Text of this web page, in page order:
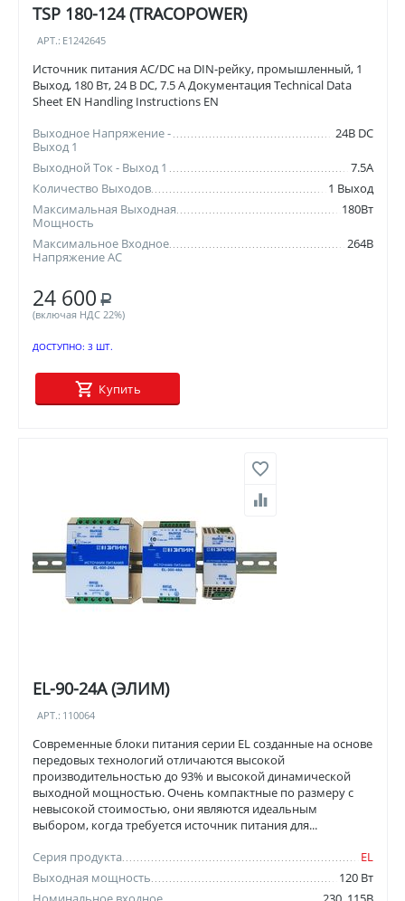
TSP 180-124 (TRACOPOWER)
АРТ.: E1242645
Источник питания AC/DC на DIN-рейку, промышленный, 1
Выход, 180 Вт, 24 В DC, 7.5 А Документация Technical Data
Sheet EN Handling Instructions EN
Выходное Напряжение -
Выход 1
24В DC
Выходной Ток - Выход 1
7.5А
Количество Выходов
1 Выход
Максимальная Выходная
Мощность
180Вт
Максимальное Входное
Напряжение AC
264В
24 600 Р
(включая НДС 22%)
ДОСТУПНО: 3 ШТ.
Купить
EL-90-24A (ЭЛИМ)
АРТ.: 110064
Современные блоки питания серии EL созданные на основе
передовых технологий отличаются высокой
производительностью до 93% и высокой динамической
выходной мощностью. Очень компактные по размеру с
невысокой стоимостью, они являются идеальным
выбором, когда требуется источник питания для...
Серия продукта
EL
Выходная мощность
120 Вт